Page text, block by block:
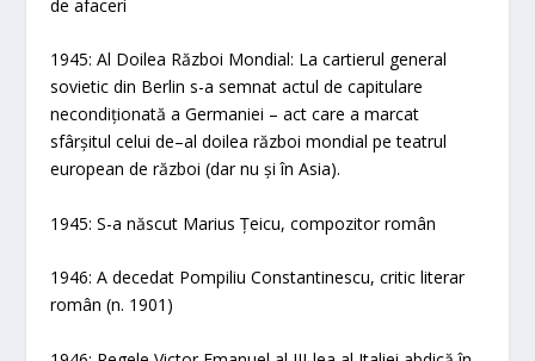
de afaceri
1945: Al Doilea Război Mondial: La cartierul general
sovietic din Berlin s-a semnat actul de capitulare
necondiționată a Germaniei – act care a marcat
sfârșitul celui de–al doilea război mondial pe teatrul
european de război (dar nu și în Asia).
1945: S-a născut Marius Țeicu, compozitor român
1946: A decedat Pompiliu Constantinescu, critic literar
român (n. 1901)